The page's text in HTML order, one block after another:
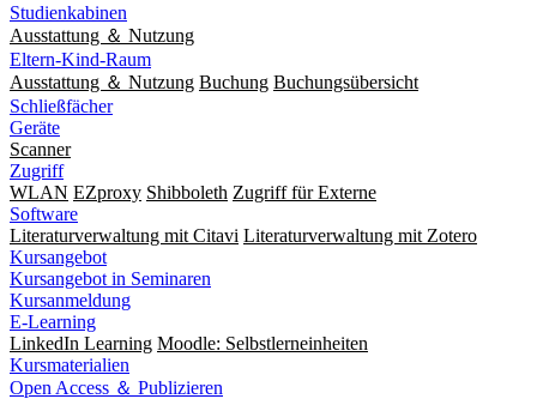
Studienkabinen
Ausstattung ＆ Nutzung
Eltern-Kind-Raum
Ausstattung ＆ Nutzung Buchung Buchungsübersicht
Schließfächer
Geräte
Scanner
Zugriff
WLAN EZproxy Shibboleth Zugriff für Externe
Software
Literaturverwaltung mit Citavi Literaturverwaltung mit Zotero
Kursangebot
Kursangebot in Seminaren
Kursanmeldung
E-Learning
LinkedIn Learning Moodle: Selbstlerneinheiten
Kursmaterialien
Open Access ＆ Publizieren